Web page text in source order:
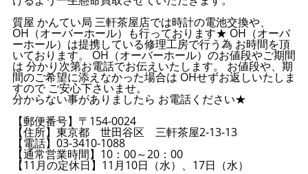
質屋 かんてい局 三軒茶屋店では時計の電池交換や、
OH（オーバーホール）も行っております★ OH（オーバ
ーホール）は提携している修理工房で行う為 お時間を頂
いております。 OH（オーバーホール）のお値段やご期間
は 分かり次第お電話でお伝えいたします。 お値段や、期
間のご希望に添えなかった場合は OHせずお返しいたしま
すので ご安心下さいませ。
分からない事がありましたら お電話ください★
【郵便番号】〒154-0024
【住所】東京都 世田谷区 三軒茶屋2-13-13
【電話】03-3410-1088
【通常営業時間】10：00～20：00
【11月の定休日】11月10日（水）、17日（水）